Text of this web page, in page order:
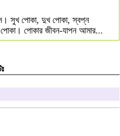
সুখ পোকা, দুখ পোকা, স্বপ্ন
পোকার জীবন-যাপন আমার...